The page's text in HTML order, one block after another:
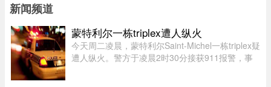
新闻频道
蒙特利尔一栋triplex遭人纵火
今天周二凌晨，蒙特利尔Saint-Michel一栋triplex疑
遭人纵火。警方于凌晨2时30分接获911报警，事